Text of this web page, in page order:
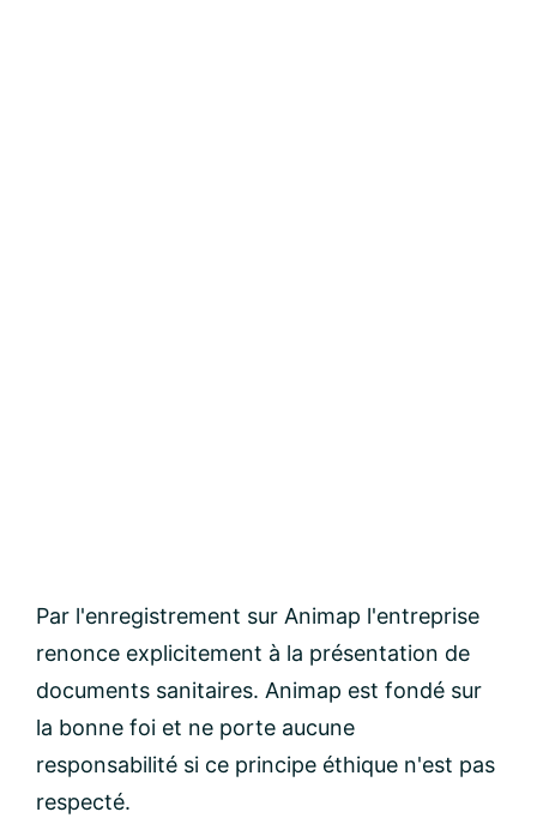
Par l'enregistrement sur Animap l'entreprise
renonce explicitement à la présentation de
documents sanitaires. Animap est fondé sur
la bonne foi et ne porte aucune
responsabilité si ce principe éthique n'est pas
respecté.